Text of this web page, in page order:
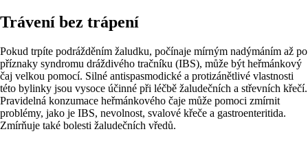
Trávení bez trápení
Pokud trpíte podrážděním žaludku, počínaje mírným nadýmáním až po
příznaky syndromu dráždivého tračníku (IBS), může být heřmánkový
čaj velkou pomocí. Silné antispasmodické a protizánětlivé vlastnosti
této bylinky jsou vysoce účinné při léčbě žaludečních a střevních křečí.
Pravidelná konzumace heřmánkového čaje může pomoci zmírnit
problémy, jako je IBS, nevolnost, svalové křeče a gastroenteritida.
Zmírňuje také bolesti žaludečních vředů.